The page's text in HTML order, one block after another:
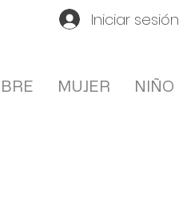
Iniciar sesión
MUJER NIÑO